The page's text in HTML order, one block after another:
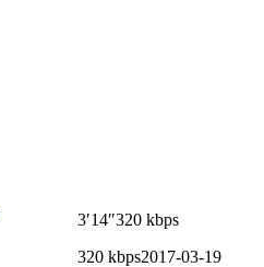
3′14″320 kbps
320 kbps2017-03-19